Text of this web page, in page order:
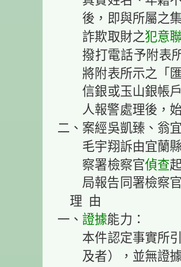
後，即與所屬之
詐欺取財之犯意
撥打電話予附表
將附表所示之「
信銀或玉山銀帳戶
人報警處理後，
二、案經吳凱臻、翁
毛宇翔訴由宜蘭
察署檢察官偵查
局報告同署檢察
理 由
一、證據能力：
本件認定事實所引
及者），並無證